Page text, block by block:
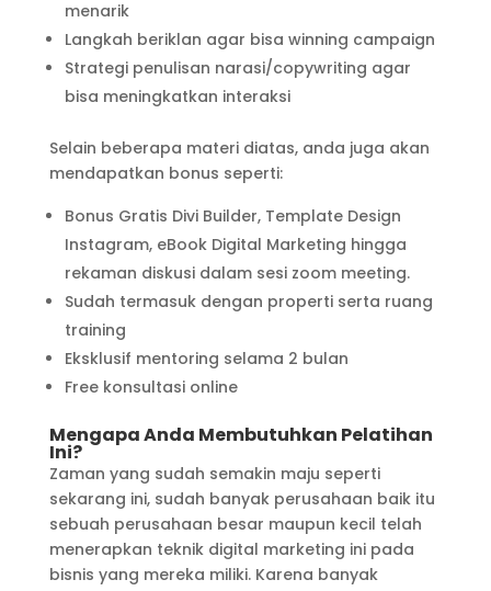
menarik
Langkah beriklan agar bisa winning campaign
Strategi penulisan narasi/copywriting agar
bisa meningkatkan interaksi
Selain beberapa materi diatas, anda juga akan
mendapatkan bonus seperti:
Bonus Gratis Divi Builder, Template Design
Instagram, eBook Digital Marketing hingga
rekaman diskusi dalam sesi zoom meeting.
Sudah termasuk dengan properti serta ruang
training
Eksklusif mentoring selama 2 bulan
Free konsultasi online
Mengapa Anda Membutuhkan Pelatihan
Ini?
Zaman yang sudah semakin maju seperti
sekarang ini, sudah banyak perusahaan baik itu
sebuah perusahaan besar maupun kecil telah
menerapkan teknik digital marketing ini pada
bisnis yang mereka miliki. Karena banyak